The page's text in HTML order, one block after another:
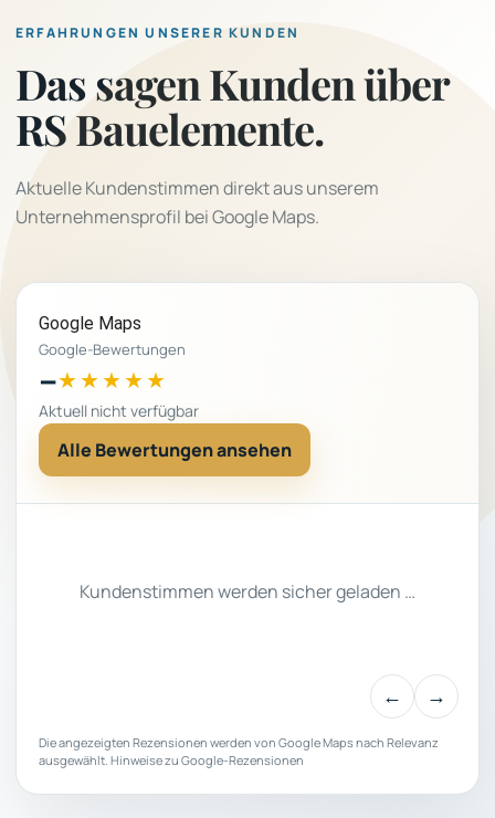
ERFAHRUNGEN UNSERER KUNDEN
Das sagen Kunden über
RS Bauelemente.
Aktuelle Kundenstimmen direkt aus unserem
Unternehmensprofil bei Google Maps.
Google Maps
Google-Bewertungen
–★★★★★
Aktuell nicht verfügbar
Alle Bewertungen ansehen
Kundenstimmen werden sicher geladen …
← →
Die angezeigten Rezensionen werden von Google Maps nach Relevanz
ausgewählt. Hinweise zu Google-Rezensionen